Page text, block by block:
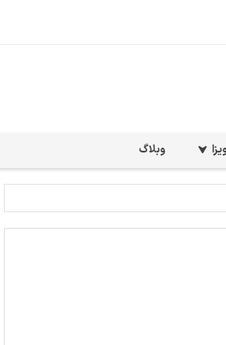
وبلاگ